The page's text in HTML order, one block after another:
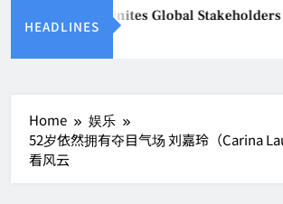
HEADLINES
MBEW 2026 Unites Global
Aug 8, 2026
Home
娱乐
52岁依然拥有夺目气场 刘嘉玲（Carina
看风云